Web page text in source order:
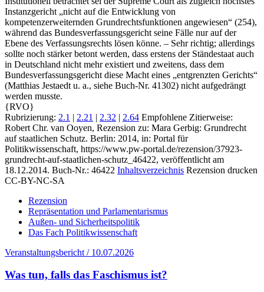
Instanzgericht „nicht auf die Entwicklung von
kompetenzerweiternden Grundrechtsfunktionen angewiesen“ (254),
während das Bundesverfassungsgericht seine Fälle nur auf der
Ebene des Verfassungsrechts lösen könne. – Sehr richtig; allerdings
sollte noch stärker betont werden, dass erstens der Ständestaat auch
in Deutschland nicht mehr existiert und zweitens, dass dem
Bundesverfassungsgericht diese Macht eines „entgrenzten Gerichts“
(Matthias Jestaedt u. a., siehe Buch‑Nr. 41302) nicht aufgedrängt
werden musste.
{RVO}
Rubrizierung: 2.1 | 2.21 | 2.32 | 2.64 Empfohlene Zitierweise:
Robert Chr. van Ooyen, Rezension zu: Mara Gerbig: Grundrecht
auf staatlichen Schutz. Berlin: 2014, in: Portal für
Politikwissenschaft, https://www.pw-portal.de/rezension/37923-
grundrecht-auf-staatlichen-schutz_46422, veröffentlicht am
18.12.2014. Buch-Nr.: 46422 Inhaltsverzeichnis Rezension drucken
CC-BY-NC-SA
Rezension
Repräsentation und Parlamentarismus
Außen- und Sicherheitspolitik
Das Fach Politikwissenschaft
Veranstaltungsbericht / 10.07.2026
Was tun, falls das Faschismus ist?